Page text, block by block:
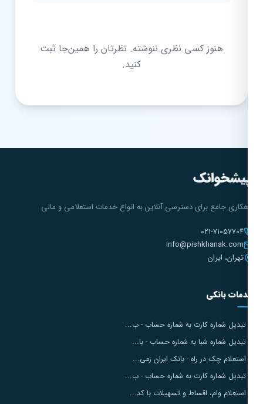
هنوز کسی نظری ننوشته. نظرتان را همین‌جا ثبت
کنید.
جامع برای دسترسی آنلاین به انواع خدمات استعلامی و مالی
۰۲۱-۷۱۰۵۷۷۰۴
info@pishkhanak.com
تهران، ایران
بانکی
تبدیل شماره کارت به شماره حساب - ب...
تبدیل شماره شبا به شماره حساب - با...
استعلام چک در راه - بانک ایران زمی...
تبدیل شماره کارت به شماره حساب - ب...
استعلام وام، اقساط و تسهیلات با کد...